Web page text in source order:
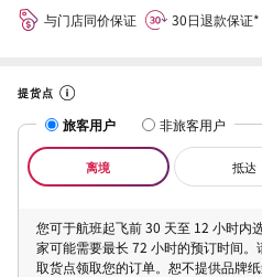
与门店同价保证 30日退款保证*
提货点
旅客用户 非旅客用户
离境 抵达
您可于航班起飞前 30 天至 12 小时内
家可能需要最长 72 小时的预订时间
取货点领取您的订单。恕不提供品牌纸